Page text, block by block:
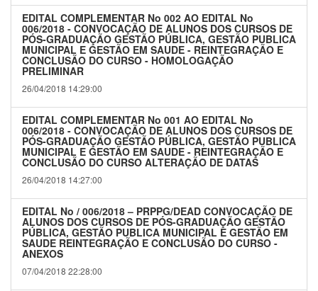
EDITAL COMPLEMENTAR No 002 AO EDITAL No
006/2018 - CONVOCAÇÃO DE ALUNOS DOS CURSOS DE
PÓS-GRADUAÇÃO GESTÃO PÚBLICA, GESTÃO PUBLICA
MUNICIPAL E GESTÃO EM SAUDE - REINTEGRAÇÃO E
CONCLUSÃO DO CURSO - HOMOLOGAÇÃO
PRELIMINAR
26/04/2018 14:29:00
EDITAL COMPLEMENTAR No 001 AO EDITAL No
006/2018 - CONVOCAÇÃO DE ALUNOS DOS CURSOS DE
PÓS-GRADUAÇÃO GESTÃO PÚBLICA, GESTÃO PUBLICA
MUNICIPAL E GESTÃO EM SAUDE - REINTEGRAÇÃO E
CONCLUSÃO DO CURSO ALTERAÇÃO DE DATAS
26/04/2018 14:27:00
EDITAL No / 006/2018 – PRPPG/DEAD CONVOCAÇÃO DE
ALUNOS DOS CURSOS DE PÓS-GRADUAÇÃO GESTÃO
PÚBLICA, GESTÃO PUBLICA MUNICIPAL E GESTÃO EM
SAUDE REINTEGRAÇÃO E CONCLUSÃO DO CURSO -
ANEXOS
07/04/2018 22:28:00